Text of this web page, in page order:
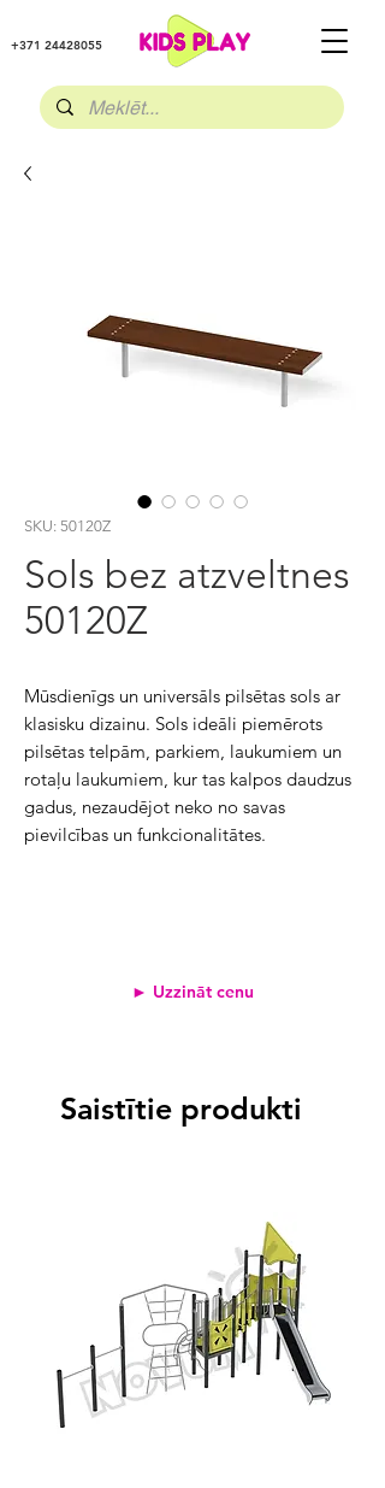
+371 24428055
SKU: 50120Z
Sols bez atzveltnes
50120Z
Mūsdienīgs un universāls pilsētas sols ar
klasisku dizainu. Sols ideāli piemērots
pilsētas telpām, parkiem, laukumiem un
rotaļu laukumiem, kur tas kalpos daudzus
gadus, nezaudējot neko no savas
pievilcības un funkcionalitātes.
► Uzzināt cenu
Saistītie produkti